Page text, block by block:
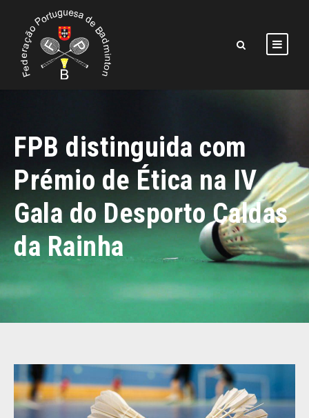
FPB distinguida com
Prémio de Ética na IV
Gala do Desporto​ Caldas
da Rainha